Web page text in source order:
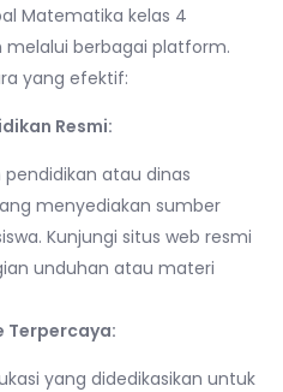
Matematika kelas 4
berbagai platform.
yang efektif:
Resmi:
atau dinas
menyediakan sumber
Kunjungi situs web resmi
unduhan atau materi
Terpercaya:
yang didedikasikan untuk